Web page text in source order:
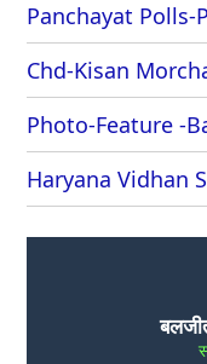
Panchayat Polls-
Chd-Kisan
Photo-Feature -
Haryana Vidhan